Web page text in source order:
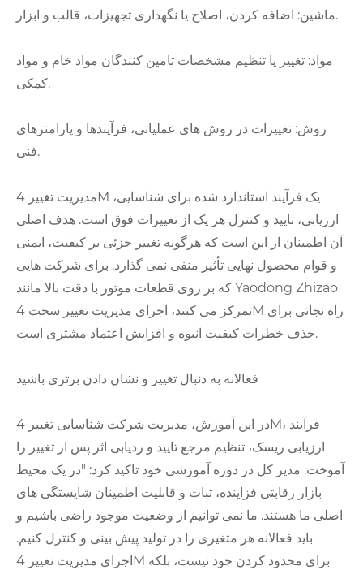
ماشین: اضافه کردن، اصلاح یا نگهداری تجهیزات، قالب و ابزار.
مواد: تغییر یا تنظیم مشخصات تامین کنندگان مواد خام و مواد
کمکی.
روش: تغییرات در روش های عملیاتی، فرآیندها و پارامترهای
فنی.
مدیریت تغییر 4M یک فرآیند استاندارد شده برای شناسایی،
ارزیابی، تایید و کنترل هر یک از تغییرات فوق است. هدف اصلی
آن اطمینان از این است که هرگونه تغییر جزئی بر کیفیت، ایمنی
و قوام محصول نهایی تأثیر منفی نمی گذارد. برای شرکت هایی
که بر روی قطعات موتور با دقت بالا مانند Yaodong Zhizao
تمرکز می کنند، اجرای مدیریت تغییر سخت 4M راه نجاتی برای
حذف خطرات کیفیت انبوه و افزایش اعتماد مشتری است.
فعالانه به دنبال تغییر و نشان دادن برتری باشید
در این آموزش، مدیریت شرکت شناسایی تغییر 4M، فرآیند
ارزیابی ریسک، تنظیم مرجع تایید و ردیابی اثر پس از تغییر را
آموخت. مدیر کل در دوره آموزشی خود تاکید کرد: "در یک محیط
بازار رقابتی فزاینده، ثبات و قابلیت اطمینان شایستگی های
اصلی ما هستند. ما نمی توانیم از وضعیت موجود راضی باشیم و
باید فعالانه هر متغیری را در تولید پیش بینی و کنترل کنیم.
اجرای مدیریت تغییر 4M برای محدود کردن خود نیست، بلکه